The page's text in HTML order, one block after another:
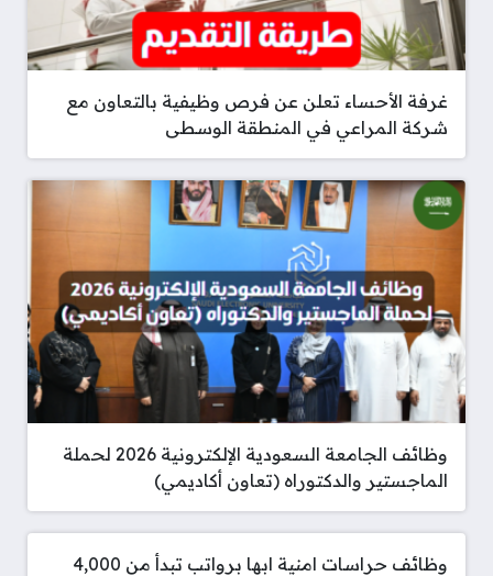
غرفة الأحساء تعلن عن فرص وظيفية بالتعاون مع
شركة المراعي في المنطقة الوسطى
وظائف الجامعة السعودية الإلكترونية 2026 لحملة
الماجستير والدكتوراه (تعاون أكاديمي)
وظائف حراسات امنية ابها برواتب تبدأ من 4,000